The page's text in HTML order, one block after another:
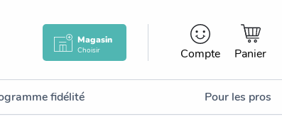
Magasin
Choisir Compte Panier
fidélité Pour les pros